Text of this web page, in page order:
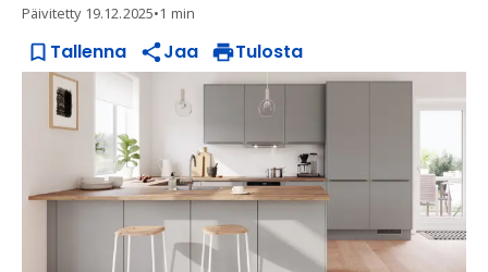
Päivitetty 19.12.2025•1 min
Tallenna Jaa Tulosta